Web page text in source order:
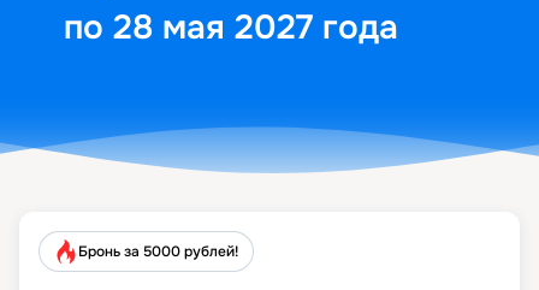
по 28 мая 2027 года
Бронь за 5000 рублей!